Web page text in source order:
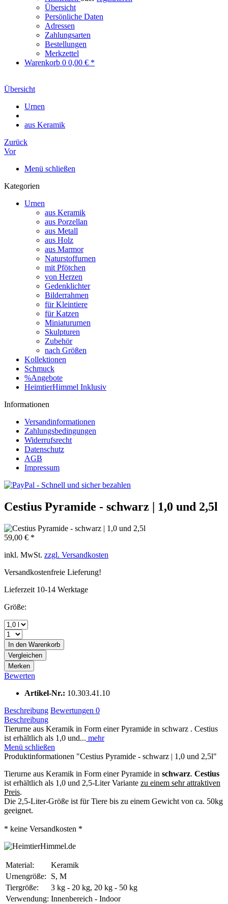
Übersicht
Persönliche Daten
Adressen
Zahlungsarten
Bestellungen
Merkzettel
Warenkorb 0 0,00 € *
Übersicht
Urnen
aus Keramik
Zurück
Vor
Menü schließen
Kategorien
Urnen
aus Keramik
aus Porzellan
aus Metall
aus Holz
aus Marmor
Naturstoffurnen
mit Pfötchen
von Herzen
Gedenklichter
Bilderrahmen
für Kleintiere
für Katzen
Miniatururnen
Skulpturen
Zubehör
nach Größen
Kollektionen
Schmuck
%Angebote
HeimtierHimmel Inklusiv
Informationen
Versandinformationen
Zahlungsbedingungen
Widerrufsrecht
Datenschutz
AGB
Impressum
Cestius Pyramide - schwarz | 1,0 und 2,5l
59,00 € *
inkl. MwSt. zzgl. Versandkosten
Versandkostenfreie Lieferung!
Lieferzeit 10-14 Werktage
Größe:
In den Warenkorb
Vergleichen
Merken
Bewerten
Artikel-Nr.: 10.303.41.10
Beschreibung Bewertungen 0
Beschreibung
Tierurne aus Keramik in Form einer Pyramide in schwarz . Cestius
ist erhältlich als 1,0 und... mehr
Menü schließen
Produktinformationen "Cestius Pyramide - schwarz | 1,0 und 2,5l"
Tierurne aus Keramik in Form einer Pyramide in schwarz. Cestius
ist erhältlich als 1,0 und 2,5-Liter Variante zu einem sehr attraktiven
Preis.
Die 2,5-Liter-Größe ist für Tiere bis zu einem Gewicht von ca. 50kg
geeignet.
* keine Versandkosten *
Material:
Keramik
Urnengröße:
S, M
Tiergröße:
3 kg - 20 kg, 20 kg - 50 kg
Verwendung: Innenbereich - Indoor